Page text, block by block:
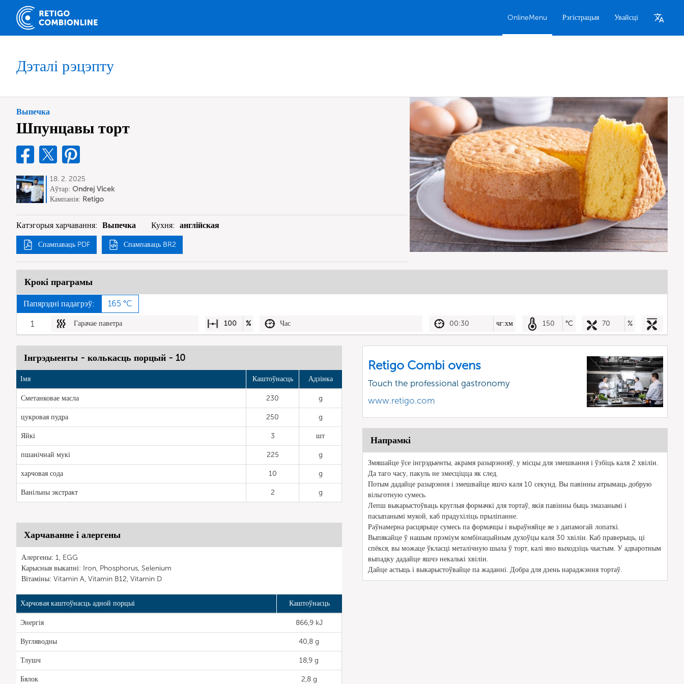
OnlineMenu Рэгістрацыя Увайсці
Дэталі рэцэпту
Выпечка
Шпунцавы торт
18. 2. 2025
Аўтар: Ondrej Vlcek
Кампанія: Retigo
Катэгорыя харчавання: Выпечка Кухня: англійская
Спампаваць PDF Спампаваць BR2
Крокі праграмы
Папярэдні падагрэў: 165 °C
1 Гарачае паветра 100 % Час 00:30 чг:хм 150 °C 70 %
Інгрэдыенты - колькасць порцый - 10
Імя Каштоўнасць Адзінка
Сметанковае масла 230 g
цукровая пудра 250 g
Яйкі 3 шт
пшанічнай мукі 225 g
харчовая сода 10 g
Ванільны экстракт 2 g
Харчаванне і алергены
Алергены: 1, EGG
Карысныя выкапні: Iron, Phosphorus, Selenium
Вітаміны: Vitamin A, Vitamin B12, Vitamin D
Харчовая каштоўнасць адной порцыі Каштоўнасць
Энергія 866,9 kJ
Вугляводны 40,8 g
Тлушч 18,9 g
Бялок 2,8 g
Retigo Combi ovens
Touch the professional gastronomy
www.retigo.com
Напрамкі
Змяшайце ўсе інгрэдыенты, акрамя разырэнняў, у місцы для змешвання і ўзбіць каля 2 хвілін.
Да таго часу, пакуль не змесціцца як след.
Потым дадайце разырэння і змешвайце яшчэ каля 10 секунд. Вы павінны атрымаць добрую
вільготную сумесь.
Лепш выкарыстоўваць круглыя формачкі для тортаў, якія павінны быць змазанымі і
пасыпанымі мукой, каб прадухіліць прыліпанне.
Раўнамерна расцярыце сумесь па формачцы і выраўняйце яе з дапамогай лопаткі.
Выпякайце ў нашым прэміум комбінацыйным духоўцы каля 30 хвілін. Каб праверыць, ці
спёкся, вы можаце ўкласці металічную шыла ў торт, калі яно выходзіць чыстым. У адваротным
выпадку дадайце яшчэ некалькі хвілін.
Дайце астыць і выкарыстоўвайце па жаданні. Добра для дзень нараджэння тортаў.